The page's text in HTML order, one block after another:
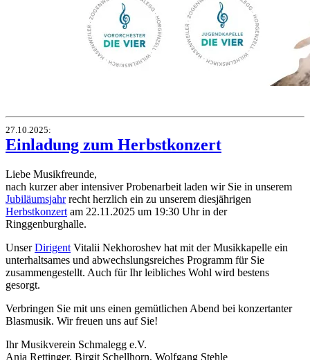
27.10.2025:
Einladung zum Herbstkonzert
Liebe Musikfreunde,
nach kurzer aber intensiver Probenarbeit laden wir Sie in unserem
Jubiläumsjahrrecht herzlich ein zu unserem diesjährigen
Herbstkonzert am 22.11.2025 um 19:30 Uhr in der
Ringgenburghalle.
UnserDirigent Vitalii Nekhoroshev hat mit der Musikkapelle ein
unterhaltsames und abwechslungsreiches Programm für Sie
zusammengestellt. Auch für Ihr leibliches Wohl wird bestens
gesorgt.
Verbringen Sie mit uns einen gemütlichen Abend bei konzertanter
Blasmusik. Wir freuen uns auf Sie!
Ihr Musikverein Schmalegg e.V.
Anja Rettinger, Birgit Schellhorn, Wolfgang Stehle